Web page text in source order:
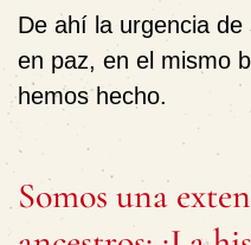
De ahí la urgencia
en paz, en el mismo
hemos hecho.
Somos una